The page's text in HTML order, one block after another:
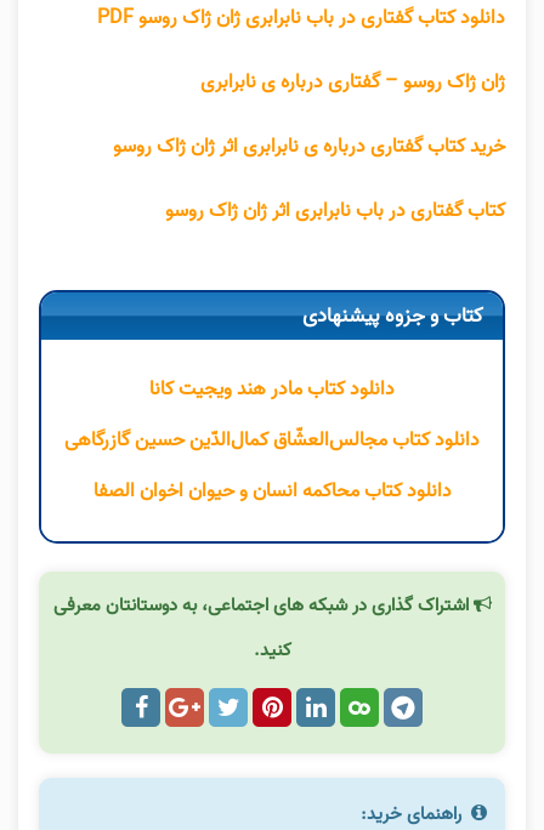
دانلود کتاب گفتاری در باب نابرابری ژان ژاک روسو PDF
ژان ژاک روسو – گفتاری درباره ی نابرابری
خرید کتاب گفتاری درباره ی نابرابری اثر ژان ژاک روسو
کتاب گفتاری در باب نابرابری اثر ژان ژاک روسو
کتاب و جزوه پیشنهادی
دانلود کتاب مادر هند ویجیت کانا
دانلود کتاب مجالس‌العشّاق کمال‌الدّین حسین گازرگاهی
دانلود کتاب محاکمه انسان و حیوان اخوان الصفا
اشتراک گذاری در شبکه های اجتماعی، به دوستانتان معرفی
کنید.
راهنمای خرید: